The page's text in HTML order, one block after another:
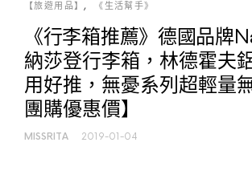
【旅遊用品】 《生活幫手》
《行李箱推薦》德國品牌
納莎登行李箱，林德霍夫
用好推，無憂系列超輕量
團購優惠價】
MISSRITA 2019-01-04